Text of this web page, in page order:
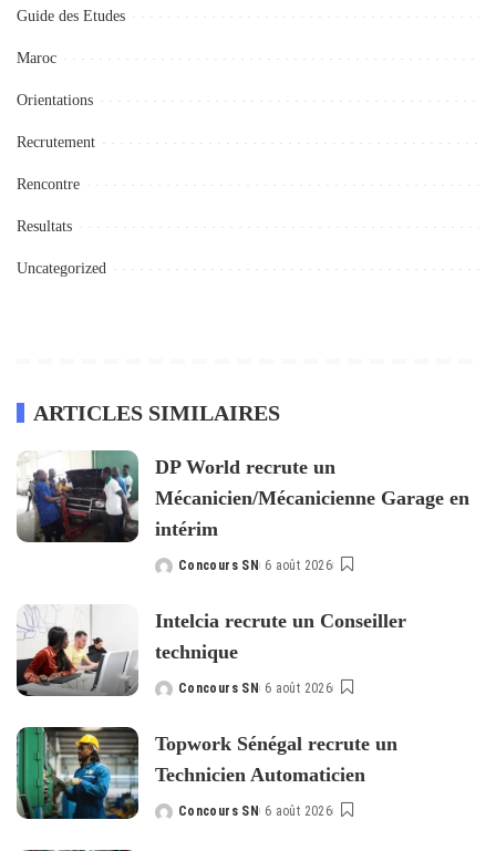
Guide des Etudes
Maroc
Orientations
Recrutement
Rencontre
Resultats
Uncategorized
ARTICLES SIMILAIRES
DP World recrute un
Mécanicien/Mécanicienne Garage en
intérim
Posted
Concours SN 6 août 2026
Intelcia recrute un Conseiller
technique
Posted
Concours SN 6 août 2026
Topwork Sénégal recrute un
Technicien Automaticien
Posted
Concours SN 6 août 2026